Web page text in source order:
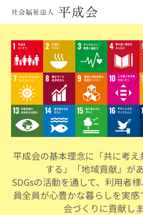
平成会の基本理念に「共に考
する」「地域貢献」があ
SDGsの活動を通して、利用者
員全員が心豊かな暮らしを実
会づくりに貢献しま